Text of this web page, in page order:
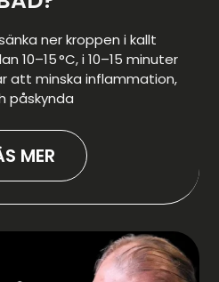
ner kroppen i kallt
10–15 °C, i 10–15 minuter
att minska inflammation,
påskynda
MER